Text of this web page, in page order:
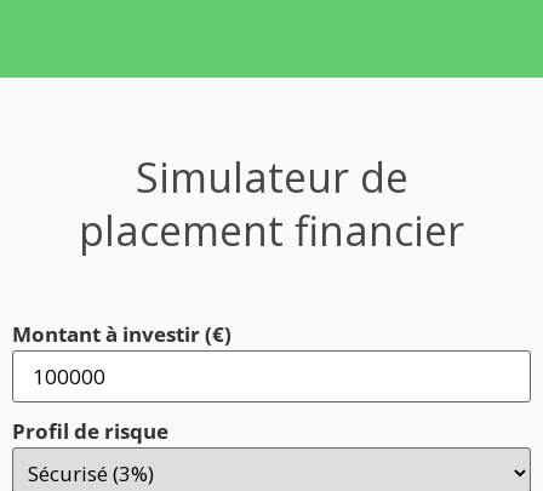
Simulateur de
placement financier
Montant à investir (€)
Profil de risque